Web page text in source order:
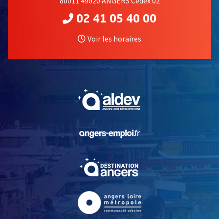
02 41 05 40 00
Voir les horaires
, Ouvre une nouvelle
, Ouvre une nouvelle